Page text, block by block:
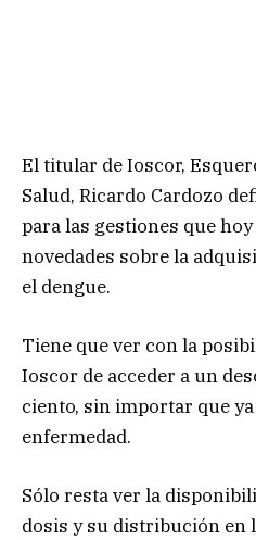
El titular de Ioscor,
Salud, Ricardo Cardozo
para las gestiones que
novedades sobre la
el dengue.
Tiene que ver con la
Ioscor de acceder a un
ciento, sin importar que
enfermedad.
Sólo resta ver la
dosis y su distribución en